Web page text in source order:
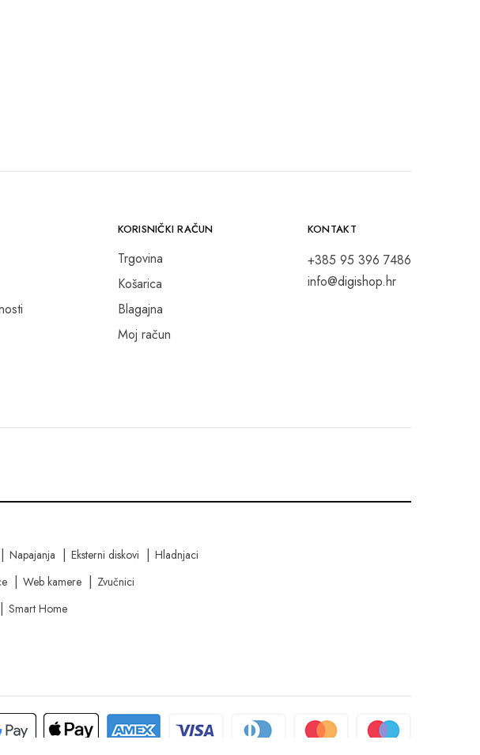
KORISNIČKI RAČUN
Trgovina
Košarica
Blagajna
Moj račun
KONTAKT
+385 95 396 7486
info@digishop.hr
Napajanja Eksterni diskovi
Hladnjaci
Web kamere
Zvučnici
Smart Home